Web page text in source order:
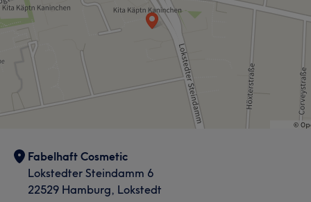
Fabelhaft Cosmetic
Lokstedter Steindamm 6
22529 Hamburg, Lokstedt